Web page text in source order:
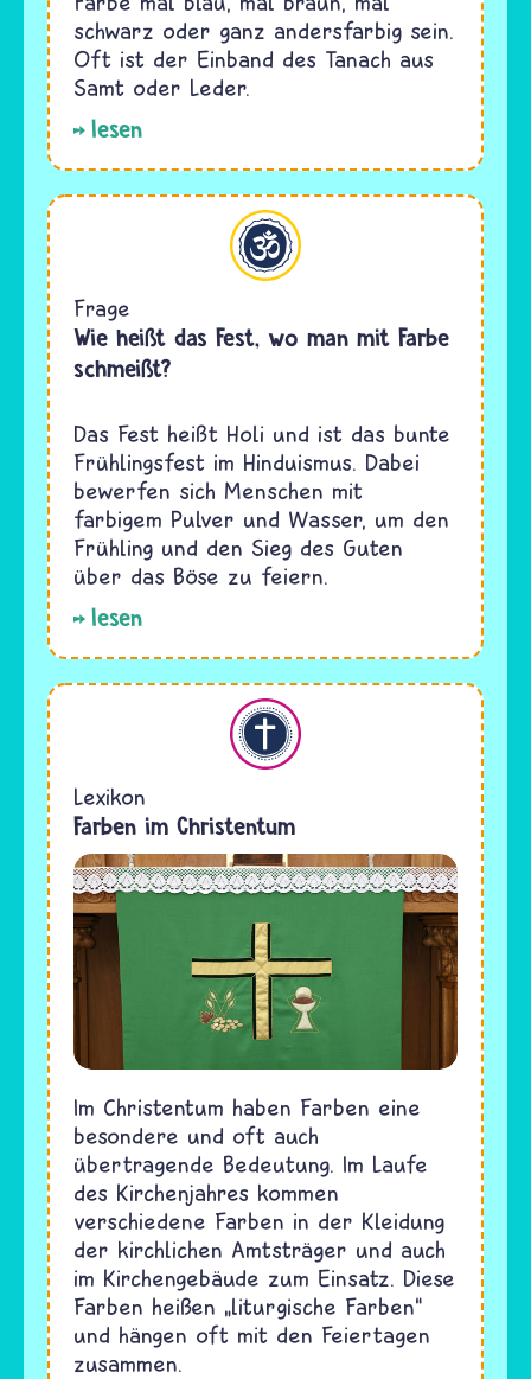
schwarz oder ganz andersfarbig sein.
Oft ist der Einband des Tanach aus
Samt oder Leder.
lesen
Hinduismus
Frage
Wie heißt das Fest, wo man mit Farbe
schmeißt?
Das Fest heißt Holi und ist das bunte
Frühlingsfest im Hinduismus. Dabei
bewerfen sich Menschen mit
farbigem Pulver und Wasser, um den
Frühling und den Sieg des Guten
über das Böse zu feiern.
lesen
Christentum
Lexikon
Farben im Christentum
Im Christentum haben Farben eine
besondere und oft auch
übertragende Bedeutung. Im Laufe
des Kirchenjahres kommen
verschiedene Farben in der Kleidung
der kirchlichen Amtsträger und auch
im Kirchengebäude zum Einsatz. Diese
Farben heißen „liturgische Farben“
und hängen oft mit den Feiertagen
zusammen.